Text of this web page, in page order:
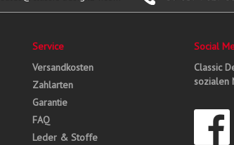
Service
Versandkosten
Zahlarten
Garantie
FAQ
Leder & Stoffe
Social
Classic
sozialen